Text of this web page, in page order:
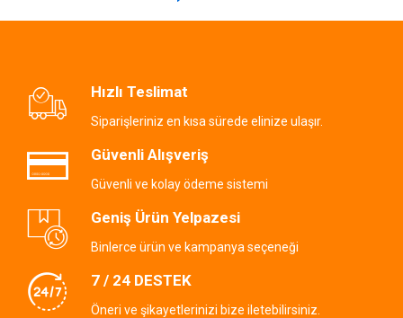
Hızlı Teslimat
Siparişleriniz en kısa sürede elinize ulaşır.
Güvenli Alışveriş
Güvenli ve kolay ödeme sistemi
Geniş Ürün Yelpazesi
Binlerce ürün ve kampanya seçeneği
7 / 24 DESTEK
Öneri ve şikayetlerinizi bize iletebilirsiniz.